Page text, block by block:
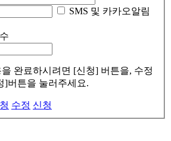
SMS 및 카카오알림
완료하시려면 [신청] 버튼을, 수정
]버튼을 눌러주세요.
수정 신청